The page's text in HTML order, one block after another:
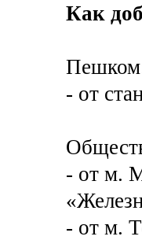
Как
- от
- от м.
- от м.